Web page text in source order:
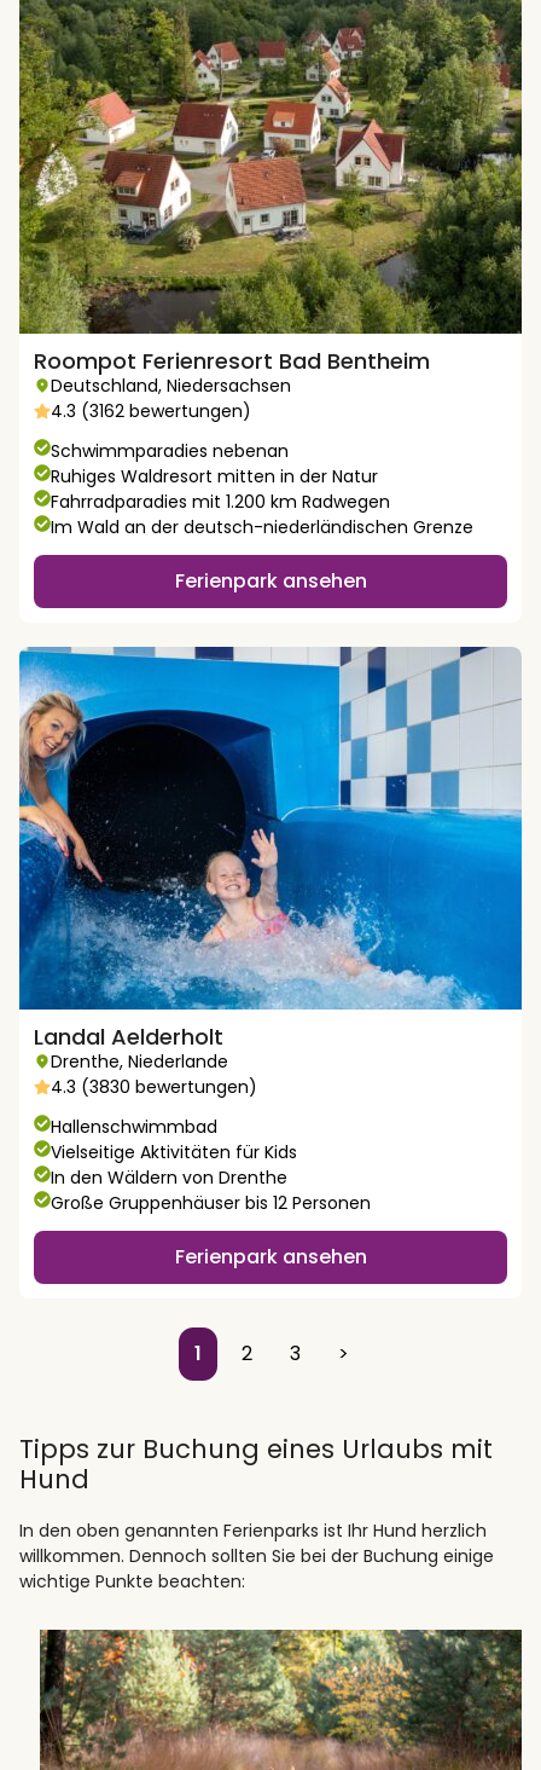
Roompot Ferienresort Bad Bentheim
Deutschland, Niedersachsen
4.3 (3162 bewertungen)
Schwimmparadies nebenan
Ruhiges Waldresort mitten in der Natur
Fahrradparadies mit 1.200 km Radwegen
Im Wald an der deutsch-niederländischen Grenze
Ferienpark ansehen
Landal Aelderholt
Drenthe, Niederlande
4.3 (3830 bewertungen)
Hallenschwimmbad
Vielseitige Aktivitäten für Kids
In den Wäldern von Drenthe
Große Gruppenhäuser bis 12 Personen
Ferienpark ansehen
1 2 3 >
Tipps zur Buchung eines Urlaubs mit
Hund
In den oben genannten Ferienparks ist Ihr Hund herzlich
willkommen. Dennoch sollten Sie bei der Buchung einige
wichtige Punkte beachten: